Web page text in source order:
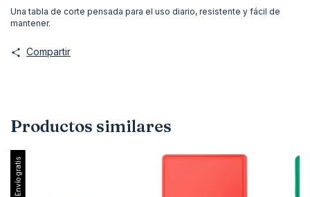
Una tabla de corte pensada para el uso diario, resistente y fácil de
mantener.
Compartir
Productos similares
Envío gratis